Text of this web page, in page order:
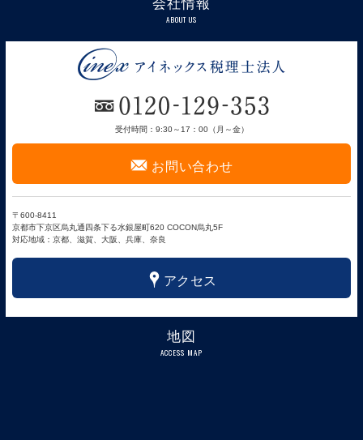
会社情報
ABOUT US
受付時間：9:30～17：00（月～金）
F お問い合わせ
〒600-8411
京都市下京区烏丸通四条下る水銀屋町620 COCON烏丸5F
対応地域：京都、滋賀、大阪、兵庫、奈良
x アクセス
地図
ACCESS MAP